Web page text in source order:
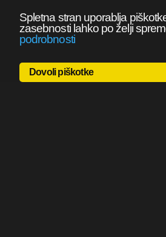
Spletna stran uporablja
zasebnosti lahko po želji
podrobnosti
Dovoli piškotke